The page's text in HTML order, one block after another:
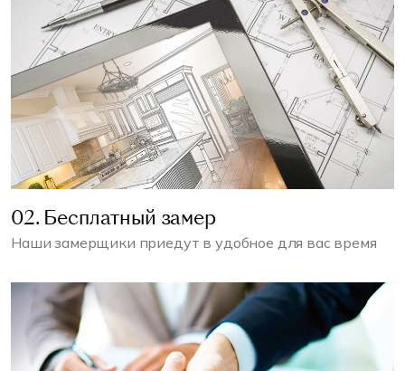
02. Бесплатный замер
Наши замерщики приедут в удобное для вас время